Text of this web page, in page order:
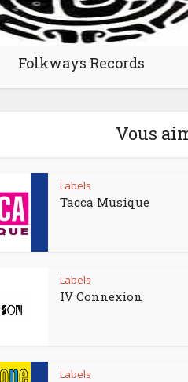
Folkways Records
Vous
Labels
Tacca Musique
Labels
IV Connexion
Labels